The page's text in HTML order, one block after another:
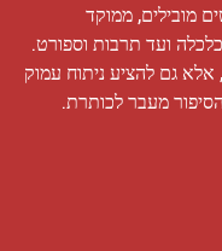
מובילים, ממוקד
ועד תרבות וספורט.
גם להציע ניתוח עמוק
מעבר לכותרת.